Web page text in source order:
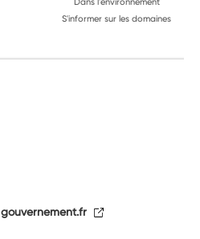
S'informer sur les domaines
gouvernement.fr